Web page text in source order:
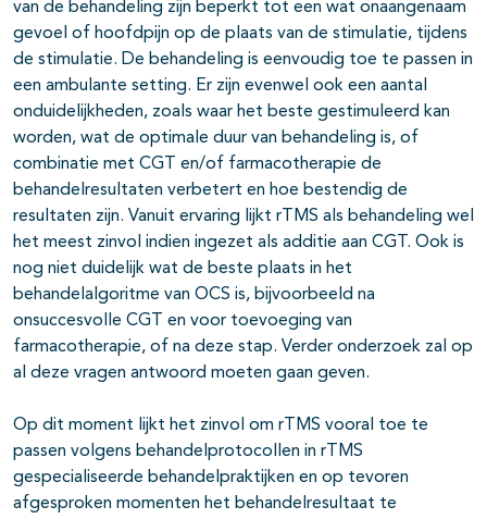
van de behandeling zijn beperkt tot een wat onaangenaam
gevoel of hoofdpijn op de plaats van de stimulatie, tijdens
de stimulatie. De behandeling is eenvoudig toe te passen in
een ambulante setting. Er zijn evenwel ook een aantal
onduidelijkheden, zoals waar het beste gestimuleerd kan
worden, wat de optimale duur van behandeling is, of
combinatie met CGT en/of farmacotherapie de
behandelresultaten verbetert en hoe bestendig de
resultaten zijn. Vanuit ervaring lijkt rTMS als behandeling wel
het meest zinvol indien ingezet als additie aan CGT. Ook is
nog niet duidelijk wat de beste plaats in het
behandelalgoritme van OCS is, bijvoorbeeld na
onsuccesvolle CGT en voor toevoeging van
farmacotherapie, of na deze stap. Verder onderzoek zal op
al deze vragen antwoord moeten gaan geven.
Op dit moment lijkt het zinvol om rTMS vooral toe te
passen volgens behandelprotocollen in rTMS
gespecialiseerde behandelpraktijken en op tevoren
afgesproken momenten het behandelresultaat te